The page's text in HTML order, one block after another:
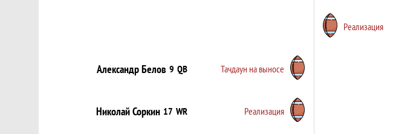
Реализация
Александр Белов 9 QB Тачдаун на выносе
Николай Соркин 17 WR Реализация